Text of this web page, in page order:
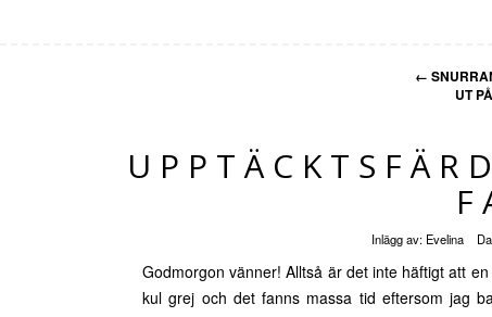
←
UT
Inlägg av: Evelina
Godmorgon vänner! Alltså är det inte häftigt att
kul grej och det fanns massa tid eftersom jag